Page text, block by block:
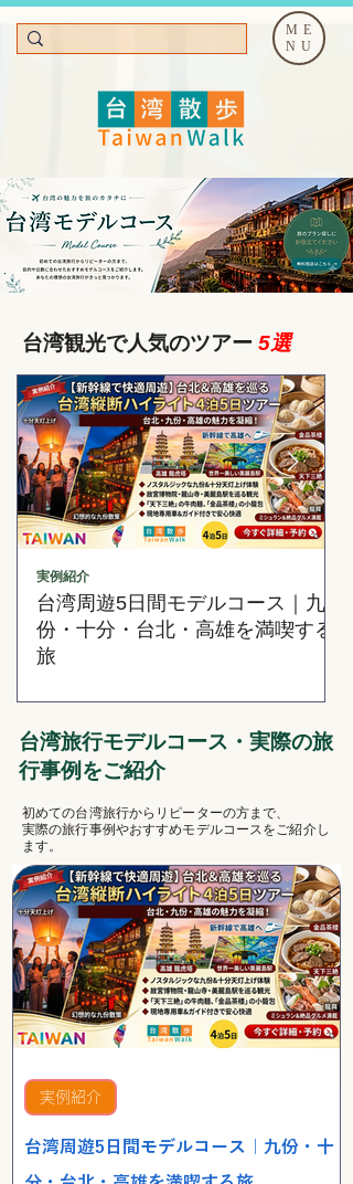
ME
NU
台湾観光で人気のツアー 5選
台湾周遊5日間モデルコース｜九
份・十分・台北・高雄を満喫する
旅
実例紹介
台湾旅行モデルコース・実際の旅
行事例をご紹介
初めての台湾旅行からリピーターの方まで、
実際の旅行事例やおすすめモデルコースをご紹介し
ます。
台湾周遊5日間モデルコース｜九份・十
実例紹介